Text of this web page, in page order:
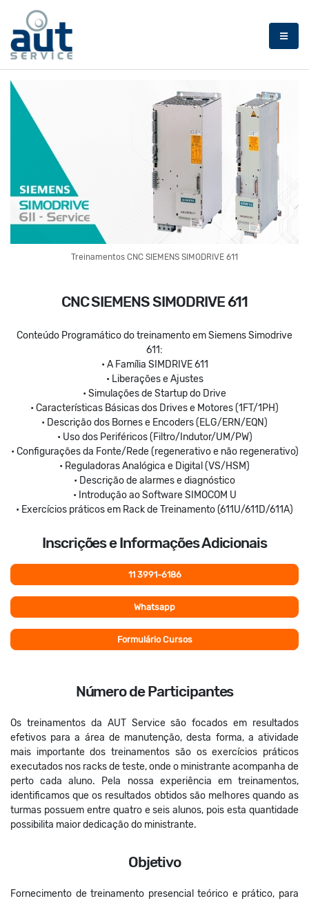
CNC SIEMENS SIMODRIVE 611
Conteúdo Programático do treinamento em Siemens Simodrive
611:
• A Família SIMDRIVE 611
• Liberações e Ajustes
• Simulações de Startup do Drive
• Características Básicas dos Drives e Motores (1FT/1PH)
• Descrição dos Bornes e Encoders (ELG/ERN/EQN)
• Uso dos Periféricos (Filtro/Indutor/UM/PW)
• Configurações da Fonte/Rede (regenerativo e não regenerativo)
• Reguladoras Analógica e Digital (VS/HSM)
• Descrição de alarmes e diagnóstico
• Introdução ao Software SIMOCOM U
• Exercícios práticos em Rack de Treinamento (611U/611D/611A)
Inscrições e Informações Adicionais
11 3991-6186
Whatsapp
Formulário Cursos
Treinamentos CNC SIEMENS SIMODRIVE 611
Objetivo
Fornecimento de treinamento presencial teórico e prático, para
Número de Participantes
Os treinamentos da AUT Service são focados em resultados
efetivos para a área de manutenção, desta forma, a atividade
mais importante dos treinamentos são os exercícios práticos
executados nos racks de teste, onde o ministrante acompanha de
perto cada aluno. Pela nossa experiência em treinamentos,
identificamos que os resultados obtidos são melhores quando as
turmas possuem entre quatro e seis alunos, pois esta quantidade
possibilita maior dedicação do ministrante.